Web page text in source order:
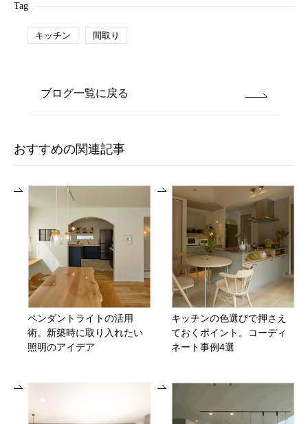
Tag
キッチン 間取り
ブログ一覧に戻る
おすすめの関連記事
ペンダントライトの活用
術。新築時に取り入れたい
照明のアイデア
キッチンの色選びで押さえ
ておくポイント。コーディ
ネート事例4選